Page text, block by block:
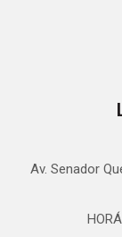
Av. Senador